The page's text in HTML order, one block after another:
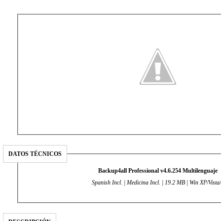
DATOS TÉCNICOS
Backup4all Professional v4.6.254 Multilenguaje
Spanish Incl. | Medicina Incl. | 19.2 MB | Win XP/